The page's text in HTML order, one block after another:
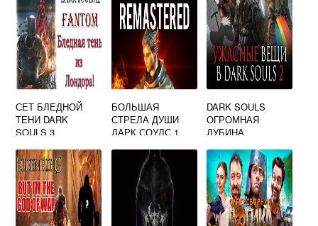
СЕТ БЛЕДНОЙ
ТЕНИ DARK
SOULS 3
БОЛЬШАЯ
СТРЕЛА ДУШИ
ДАРК СОУЛС 1
DARK SOULS
ОГРОМНАЯ
ДУБИНА